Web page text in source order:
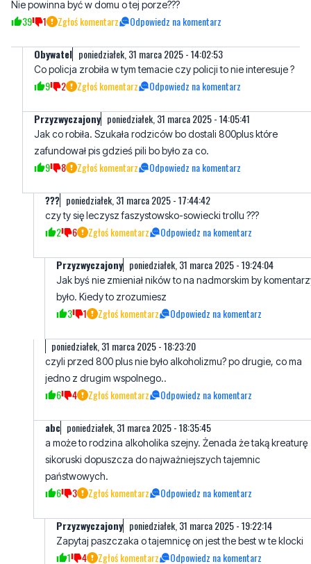
Obywatel poniedziałek, 31 marca 2025 - 14:02:53
Co policja zrobiła w tym temacie czy policji to nie interesuje ?
Przyzwyczajony poniedziałek, 31 marca 2025 - 14:05:41
Jak co robiła. Szukała rodziców bo dostali 800plus które
9 8 Zgłoś komentarz Odpowiedz na komentarz
??? poniedziałek, 31 marca 2025 - 17:44:42
czy ty się leczysz faszystowsko-sowiecki trollu ???
Przyzwyczajony poniedziałek, 31 marca 2025 - 19:24:04
Jak byś nie zmieniał ników to na nadmorskim by
3 1 Zgłoś komentarz Odpowiedz na komentarz
poniedziałek, 31 marca 2025 - 18:23:20
czyli przed 800 plus nie było alkoholizmu? po drugie, co ma
6 4 Zgłoś komentarz Odpowiedz na komentarz
abc poniedziałek, 31 marca 2025 - 18:35:45
a może to rodzina alkoholika szejny. Żenada że taką kreaturę
państwowych.
6 3 Zgłoś komentarz Odpowiedz na komentarz
Przyzwyczajony
Zapytaj paszczaka o tajemnicę on jest the best w te klocki
abc poniedziałek, 31 marca 2025 - 20:07:59
jednak debilem jesteś. żal mi ciebie